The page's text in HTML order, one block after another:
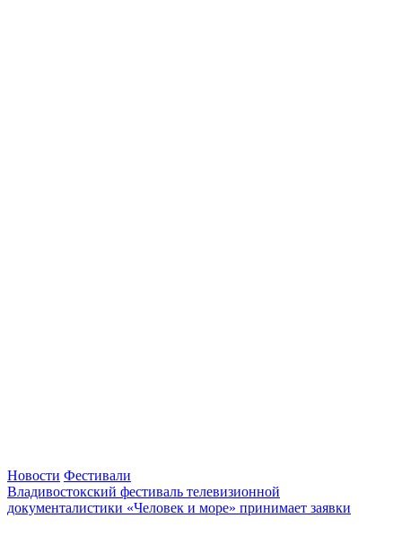
Новости Фестивали
Владивостокский фестиваль телевизионной
документалистики «Человек и море» принимает заявки